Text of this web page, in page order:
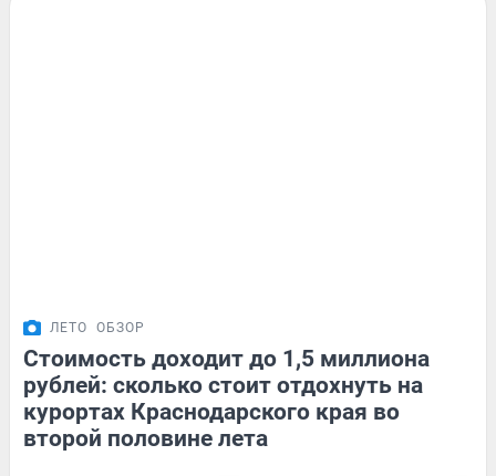
ЛЕТО ОБЗОР
Стоимость доходит до 1,5 миллиона
рублей: сколько стоит отдохнуть на
курортах Краснодарского края во
второй половине лета